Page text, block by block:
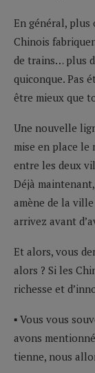
En général, plus
Chinois
de trains… plus
quiconque. Pas
être mieux que
Une nouvelle
mise en place
entre les deux
Déjà
amène de la
arrivez avant
Et alors, vous
alors ? Si les
richesse et
▪ Vous vous
avons
tienne, nous